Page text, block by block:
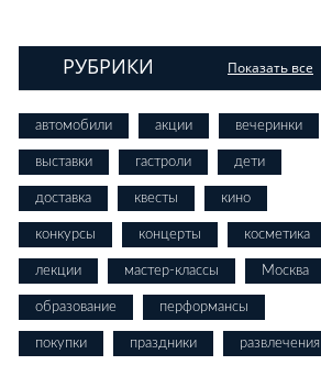
РУБРИКИ Показать все
автомобили акции вечеринки
выставки гастроли дети
доставка квесты кино
конкурсы концерты косметика
лекции мастер-классы Москва
образование перформансы
покупки праздники развлечения